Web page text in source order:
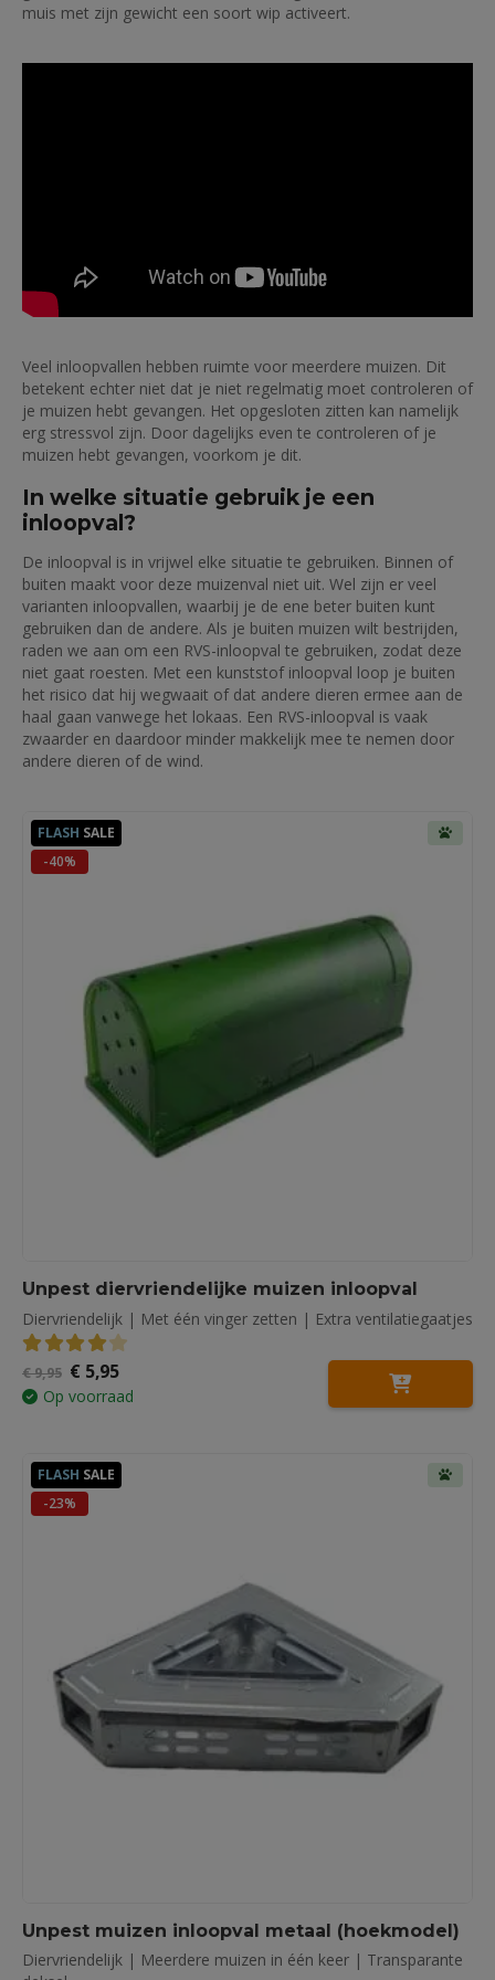
muis met zijn gewicht een soort wip activeert.
Veel inloopvallen hebben ruimte voor meerdere muizen. Dit
betekent echter niet dat je niet regelmatig moet controleren of
je muizen hebt gevangen. Het opgesloten zitten kan namelijk
erg stressvol zijn. Door dagelijks even te controleren of je
muizen hebt gevangen, voorkom je dit.
In welke situatie gebruik je een
inloopval?
De inloopval is in vrijwel elke situatie te gebruiken. Binnen of
buiten maakt voor deze muizenval niet uit. Wel zijn er veel
varianten inloopvallen, waarbij je de ene beter buiten kunt
gebruiken dan de andere. Als je buiten muizen wilt bestrijden,
raden we aan om een RVS-inloopval te gebruiken, zodat deze
niet gaat roesten. Met een kunststof inloopval loop je buiten
het risico dat hij wegwaait of dat andere dieren ermee aan de
haal gaan vanwege het lokaas. Een RVS-inloopval is vaak
zwaarder en daardoor minder makkelijk mee te nemen door
andere dieren of de wind.
FLASH SALE
-40%
Unpest diervriendelijke muizen inloopval
Diervriendelijk | Met één vinger zetten | Extra ventilatiegaatjes
4.06out of 5
€9,95 Oorspronkelijke
prijs
was:
€ 5,95Huidige
prijs
is:
Op voorraad
FLASH SALE
-23%
Unpest muizen inloopval metaal (hoekmodel)
Diervriendelijk | Meerdere muizen in één keer | Transparante